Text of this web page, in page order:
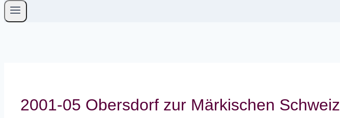
2001-05 Obersdorf zur Märkischen Schweiz